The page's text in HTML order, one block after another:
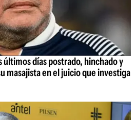
últimos días postrado, hinchado y
masajista en el juicio que investiga